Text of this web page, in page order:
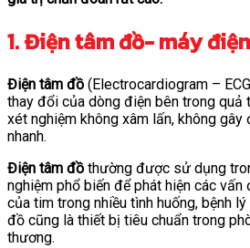
1. Điện tâm đồ- máy
Điện tâm đồ (Electrocardiogram –
thay đổi của dòng điện bên trong quả
xét nghiệm không xâm lấn, không gây
nhanh.
Điện tâm đồ thường được sử dụng
nghiệm phổ biến để phát hiện các
của tim trong nhiều tình huống, bệnh
đồ cũng là thiết bị tiêu chuẩn trong
thương.